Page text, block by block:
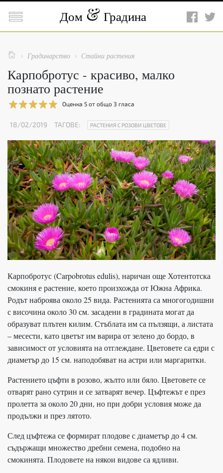
 Дом Градина
  Градинарство  Стайни растения
Карпобротус - красиво, малко
познато растение
Оценка 5 от общо 3 гласа
18/02/2019 ТАГОВЕ: РАСТЕНИЯ С РОЗОВИ ЦВЕТОВЕ
Карпобротус (Carpobrotus edulis), наричан още Хотентотска
смокиня е растение, което произхожда от Южна Африка.
Родът наброява около 25 вида. Растенията са многогодишни
с височина около 30 см. засадени в градината могат да
образуват плътен килим. Стъблата им са пълзящи, а листата
– месести, като цветът им варира от зелено до бордо, в
зависимост от условията на отглеждане. Цветовете са едри с
диаметър до 15 см. наподобяват на астри или маргаритки.
Растението цъфти в розово, жълто или бяло. Цветовете се
отварят рано сутрин и се затварят вечер. Цъфтежът е през
пролетта за около 20 дни, но при добри условия може да
продължи и през лятото.
След цъфтежа се формират плодове с диаметър до 4 см.
съдържащи множество дребни семена, подобно на
смокинята. Плодовете на някои видове са ядливи.